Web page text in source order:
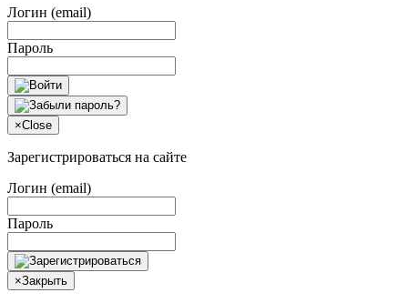
Логин (email)
Пароль
×Close
Зарегистрироваться на сайте
Логин (email)
Пароль
×Закрыть